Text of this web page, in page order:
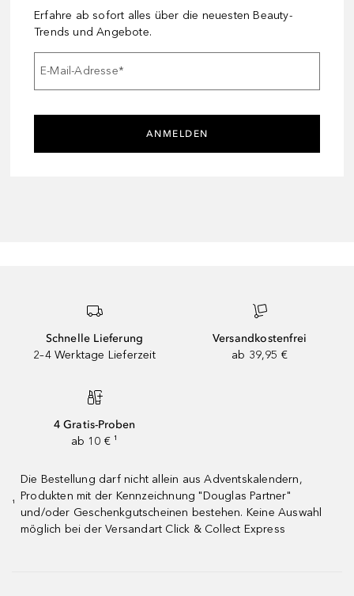
Erfahre ab sofort alles über die neuesten Beauty-
Trends und Angebote.
E-Mail-Adresse*
ANMELDEN
Schnelle Lieferung
2–4 Werktage Lieferzeit
Versandkostenfrei
ab 39,95 €
4 Gratis-Proben
ab 10 € ¹
¹
Die Bestellung darf nicht allein aus Adventskalendern,
Produkten mit der Kennzeichnung "Douglas Partner"
und/oder Geschenkgutscheinen bestehen. Keine Auswahl
möglich bei der Versandart Click & Collect Express